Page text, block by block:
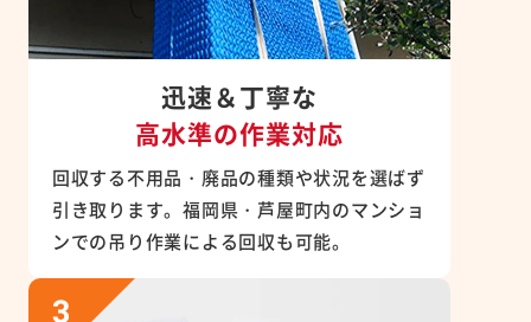
迅速＆丁寧な
高水準の作業対応
回収する不用品・廃品の種類や状況を選ばず
引き取ります。福岡県・芦屋町内のマンショ
ンでの吊り作業による回収も可能。